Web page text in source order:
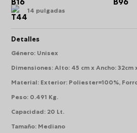
14 pulgadas
Detalles
Género: Unisex
Dimensiones:Alto: 45 cm x Ancho: 32cm
Material: Exterior: Poliester=100%,
Peso: 0.491 Kg.
Capacidad: 20 Lt.
Tamaño: Mediano